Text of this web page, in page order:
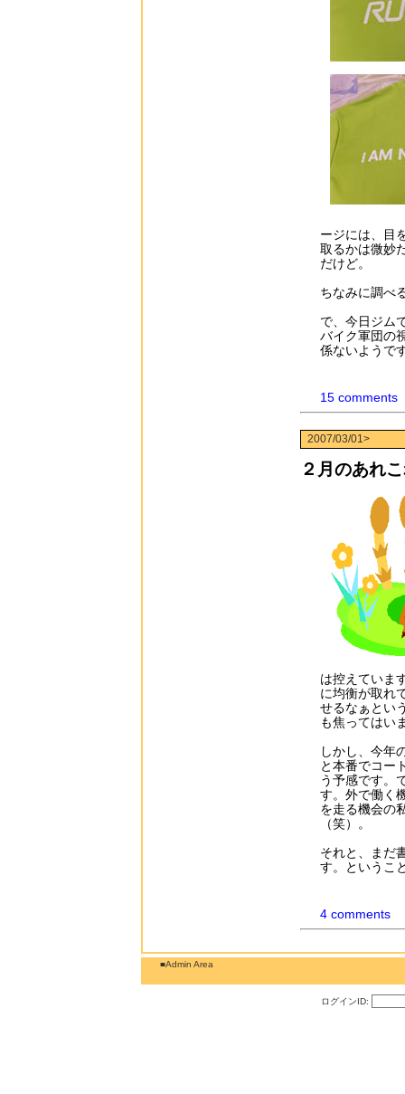
ージには、目
取るかは微妙
だけど。
ちなみに調べ
で、今日ジム
バイク軍団の
係ないようで
15 comments
2007/03/01>
２月のあれ
は控えていま
に均衡が取れ
せるなぁとい
も焦ってはい
しかし、今年
と本番でコー
う予感です。
す。外で働く
を走る機会の
（笑）。
それと、まだ
す。というこ
4 comments
■Admin Area
ログインID: